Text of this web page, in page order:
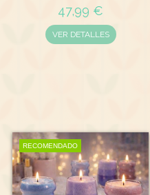
47,99 €
VER DETALLES
RECOMENDADO